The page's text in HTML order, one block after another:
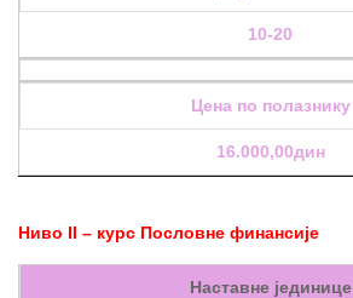
10-20
Цена по полазнику
16.000,00дин
Ниво II – курс Пословне финансије
Наставне јединице